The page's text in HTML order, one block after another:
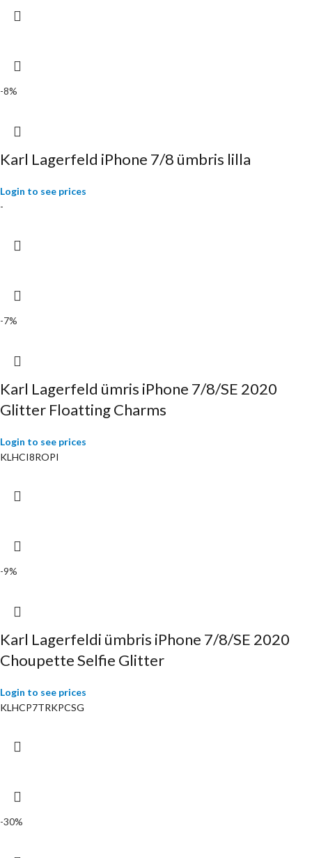
-8%
Karl Lagerfeld iPhone 7/8 ümbris lilla
Login to see prices
-
-7%
Karl Lagerfeld ümris iPhone 7/8/SE 2020
Glitter Floatting Charms
Login to see prices
KLHCI8ROPI
-9%
Karl Lagerfeldi ümbris iPhone 7/8/SE 2020
Choupette Selfie Glitter
Login to see prices
KLHCP7TRKPCSG
-30%